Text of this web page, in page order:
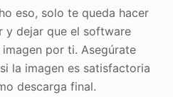
eso, solo te queda hacer
y dejar que el software
por ti. Asegúrate
la imagen es satisfactoria
descarga final.